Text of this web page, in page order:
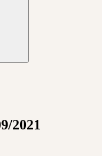
2021